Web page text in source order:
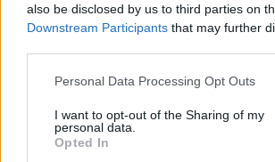
also be disclosed by us to third parties on
Downstream Participants that may further
Personal Data Processing Opt Outs
I want to opt-out of the Sharing of my
personal data.
Opted In